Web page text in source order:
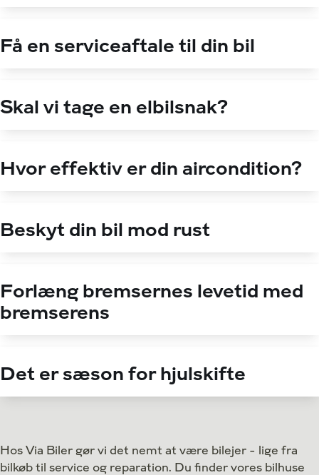
Få en serviceaftale til din bil
Skal vi tage en elbilsnak?
Hvor effektiv er din aircondition?
Beskyt din bil mod rust
Forlæng bremsernes levetid med
bremserens
Det er sæson for hjulskifte
Hos Via Biler gør vi det nemt at være bilejer - lige fra
bilkøb til service og reparation. Du finder vores bilhuse